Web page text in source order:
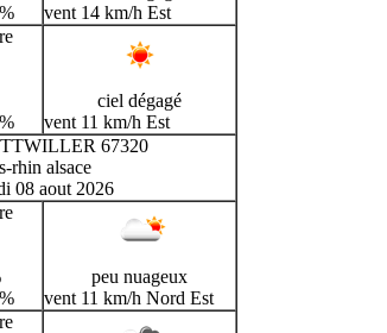
vent 14 km/h Est
ciel dégagé
vent 11 km/h Est
67320
rhin alsace
08 aout 2026
peu nuageux
vent 11 km/h Nord Est